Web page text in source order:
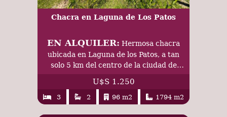
Chacra en Laguna de Los Patos
EN ALQUILER: Hermosa chacra
ubicada en Laguna de los Patos, a tan
solo 5 km del centro de la ciudad de
U$S 1.250
3 2 96 m2 1794 m2